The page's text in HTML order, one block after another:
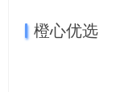
橙心优选